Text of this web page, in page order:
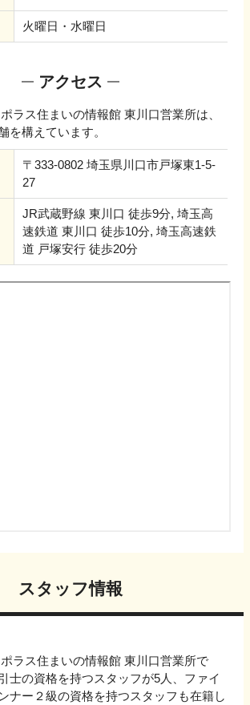
火曜日・水曜日
アクセス
ラス住まいの情報館 東川口営業所は、
を構えています。
〒333-0802 埼玉県川口市戸塚東1-5-
27
JR武蔵野線 東川口 徒歩9分, 埼玉高
速鉄道 東川口 徒歩10分, 埼玉高速鉄
道 戸塚安行 徒歩20分
スタッフ情報
ラス住まいの情報館 東川口営業所で
士の資格を持つスタッフが5人、ファイ
ナー２級の資格を持つスタッフも在籍し